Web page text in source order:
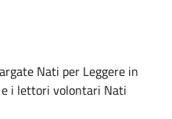
Nati per Leggere in
i lettori volontari Nati